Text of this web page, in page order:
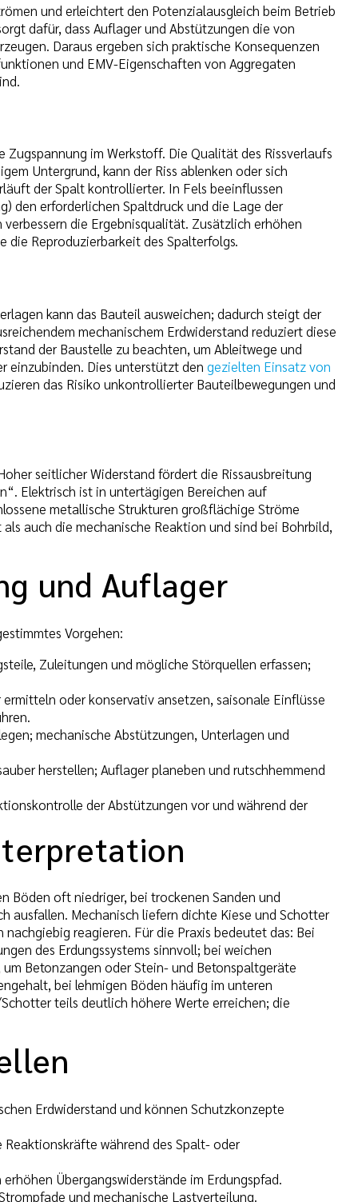
und erleichtert den Potenzialausgleich beim Betrieb
dafür, dass Auflager und Abstützungen die von
Daraus ergeben sich praktische Konsequenzen
und EMV-Eigenschaften von Aggregaten
im Werkstoff. Die Qualität des Rissverlaufs
Untergrund, kann der Riss ablenken oder sich
der Spalt kontrollierter. In Fels beeinflussen
den erforderlichen Spaltdruck und die Lage der
die Ergebnisqualität. Zusätzlich erhöhen
die Reproduzierbarkeit des Spalterfolgs.
kann das Bauteil ausweichen; dadurch steigt der
mechanischem Erdwiderstand reduziert diese
der Baustelle zu beachten, um Ableitwege und
einzubinden. Dies unterstützt den gezielten Einsatz von
das Risiko unkontrollierter Bauteilbewegungen und
seitlicher Widerstand fördert die Rissausbreitung
Elektrisch ist in untertägigen Bereichen auf
metallische Strukturen großflächige Ströme
auch die mechanische Reaktion und sind bei Bohrbild,
und Auflager
Vorgehen:
Zuleitungen und mögliche Störquellen erfassen;
oder konservativ ansetzen, saisonale Einflüsse
mechanische Abstützungen, Unterlagen und
herstellen; Auflager planeben und rutschhemmend
der Abstützungen vor und während der
Böden oft niedriger, bei trockenen Sanden und
ausfallen. Mechanisch liefern dichte Kiese und Schotter
reagieren. Für die Praxis bedeutet das: Bei
des Erdungssystems sinnvoll; bei weichen
Betonzangen oder Stein- und Betonspaltgeräte
bei lehmigen Böden häufig im unteren
teils deutlich höhere Werte erreichen; die
Erdwiderstand und können Schutzkonzepte
während des Spalt- oder
Übergangswiderstände im Erdungspfad.
und mechanische Lastverteilung.